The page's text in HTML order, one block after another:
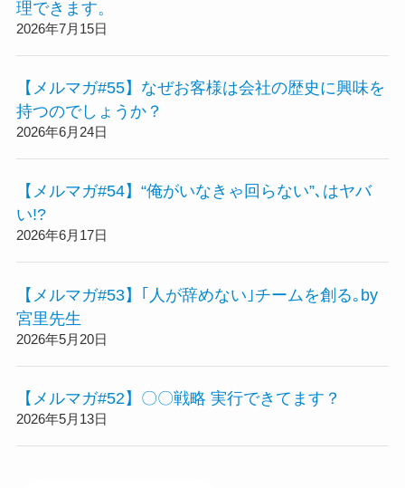
理できます。
2026年7月15日
【メルマガ#55】なぜお客様は会社の歴史に興味を
持つのでしょうか？
2026年6月24日
【メルマガ#54】“俺がいなきゃ回らない”､はヤバ
い!?
2026年6月17日
【メルマガ#53】｢人が辞めない｣チームを創る｡by
宮里先生
2026年5月20日
【メルマガ#52】〇〇戦略 実行できてます？
2026年5月13日